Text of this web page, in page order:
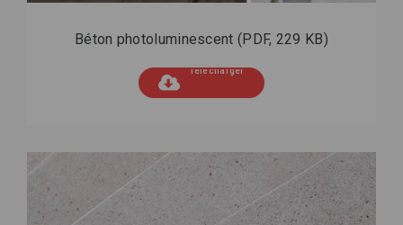
Béton photoluminescent (PDF, 229 KB)
Télécharger